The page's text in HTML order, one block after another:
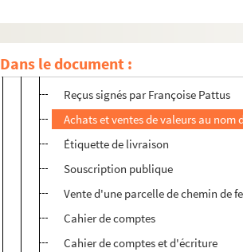
Dans le document :
Factures de Madame Doumergue
Facture, reçu, récépissé de titres
Reçus signés par Françoise Pattus
Achats et ventes de valeurs au nom
Étiquette de livraison
Souscription publique
Vente d'une parcelle de chemin de
Cahier de comptes
Cahier de comptes et d'écriture